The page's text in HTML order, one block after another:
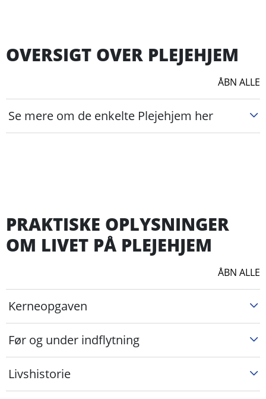
OVERSIGT OVER PLEJEHJEM
ÅBN ALLE
Se mere om de enkelte Plejehjem her
PRAKTISKE OPLYSNINGER
OM LIVET PÅ PLEJEHJEM
ÅBN ALLE
Kerneopgaven
Før og under indflytning
Livshistorie